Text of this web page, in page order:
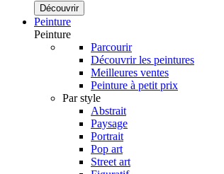
Découvrir
Peinture
Peinture
Parcourir
Découvrir les peintures
Meilleures ventes
Peinture à petit prix
Par style
Abstrait
Paysage
Portrait
Pop art
Street art